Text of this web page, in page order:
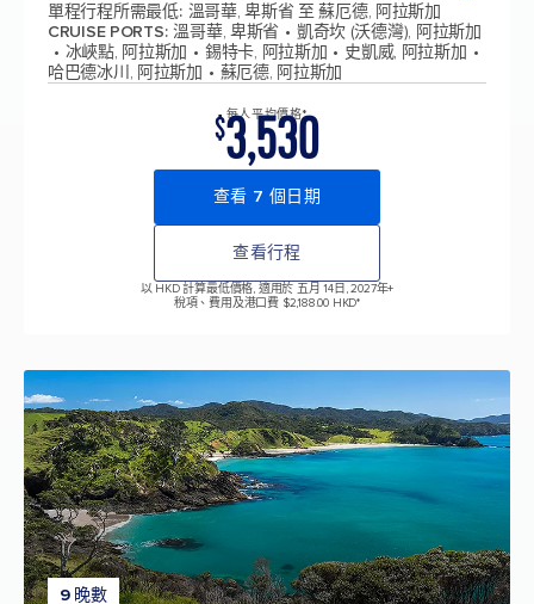
單程行程所需最低: 溫哥華, 卑斯省 至 蘇厄德, 阿拉斯加
CRUISE PORTS: 溫哥華, 卑斯省
凱奇坎 (沃德灣), 阿拉斯加
冰峽點, 阿拉斯加
錫特卡, 阿拉斯加
史凱威, 阿拉斯加
哈巴德冰川, 阿拉斯加
蘇厄德, 阿拉斯加
每人平均價格*
$3,530
查看 7 個日期
查看行程
以 HKD 計算最低價格, 適用於 五月 14日, 2027年+
稅項、費用及港口費 $2,188.00 HKD*
9 晚數